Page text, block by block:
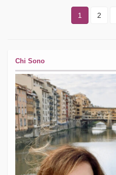
1 2
Chi Sono